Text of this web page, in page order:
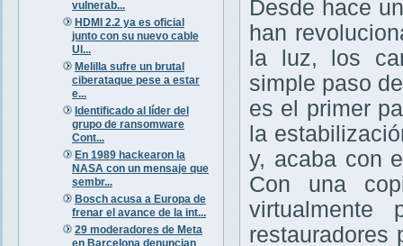
vulnerab...
HDMI 2.2 ya es oficial
junto con su nuevo cable
Ul...
Melilla sufre un brutal
ciberataque pese a estar
e...
Identificado al líder del
grupo de ransomware
Cont...
En 1989 hackearon la
NASA con un mensaje que
sembr...
Bosch acusa a Europa de
frenar el avance de la int...
29 moderadores de Meta
en Barcelona denuncian
Desde hace
han
la luz, los
simple paso
es el primer
la
y, acaba con
Con una
restauradores